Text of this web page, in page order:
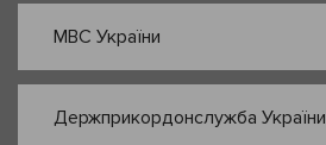
МВС України
Держприкордонслужба України